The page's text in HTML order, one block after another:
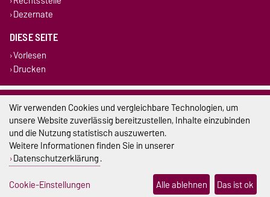
Dezernate
DIESE SEITE
Vorlesen
Drucken
Impressum
Datenschutz
Barrierefreiheit
Cookie-Einstellungen
Wir verwenden Cookies und vergleichbare Technologien, um
unsere Website zuverlässig bereitzustellen, Inhalte einzubinden
und die Nutzung statistisch auszuwerten.
Weitere Informationen finden Sie in unserer
Datenschutzerklärung.
Cookie-Einstellungen
Alle ablehnen Das ist ok